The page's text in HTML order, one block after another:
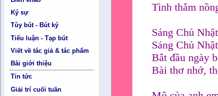
Ký sự
Tùy bút - Bút ký
Tiểu luận - Tạp bút
Viết về tác giả & tác phẩm
Bài giới thiệu
Tin tức
Giải trí cuối tuần
Tình thắm
Sáng Chủ
Sáng Chủ
Bắt đầu ngày
Bài thơ nhớ,